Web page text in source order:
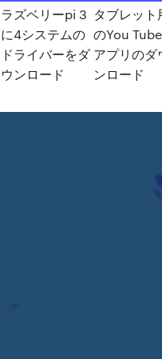
ラズベリーpi 3
に4システムの
ドライバーをダ
ウンロード
タブレット
のYou Tube
アプリのダ
ンロード